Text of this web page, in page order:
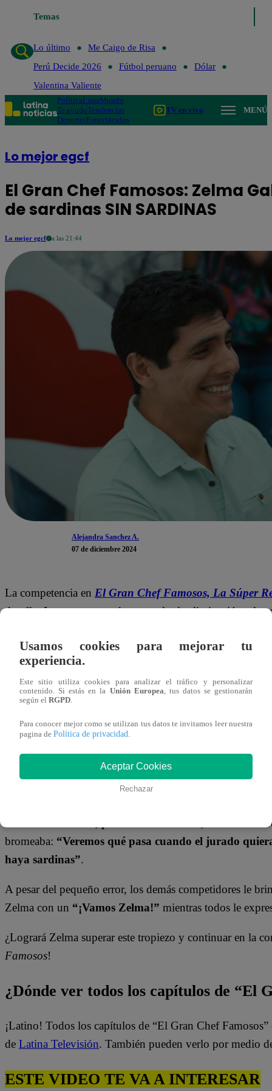
Temas
Lo último
Me Caigo de Risa
Perú Decide 2026
Fútbol peruano
Dólar
Valentina Valiente
PolíticaLimaMundo
Te ayudoTendencias
DeportesEspectáculos
TV en vivo MENÚ
Lo mejor egcf
El Gran Chef Famosos: Zelma
de sardinas SIN SARDINAS
Lo mejor egcf a las 21:44
Alejandra Sanchez A.
07 de diciembre 2024
La competencia en El Gran Chef Famosos, La Súper
desafío. Los errores pueden costarles la eliminación a
ingredientes principales del plato: las sardinas.
Cuando llegó el momento de presentar su plato,Zelma
sardinas, lo que generó una mirada de decepción por
“Todo estuvo bien, pero faltó un detalle, la lata de
bromeaba: “Veremos qué pasa cuando el jurado
haya sardinas”.
A pesar del pequeño error, los demás competidores le
Zelma con un “¡Vamos Zelma!” mientras todos le
¿Logrará Zelma superar este tropiezo y continuar en la
Famosos!
¿Dónde ver todos los capítulos de “El
¡Latino! Todos los capítulos de “El Gran Chef
de Latina Televisión. También pueden verlo por medio
ESTE VIDEO TE VA A INTERESAR
Usamos cookies para mejorar tu
experiencia.
Este sitio utiliza cookies para analizar el tráfico y personalizar
contenido. Si estás en la Unión Europea , tus datos se gestionarán
según el RGPD
Para conocer mejor como se utilizan tus datos te invitamos leer nuestra
pagina de Política de privacidad
Aceptar Cookies
Rechazar